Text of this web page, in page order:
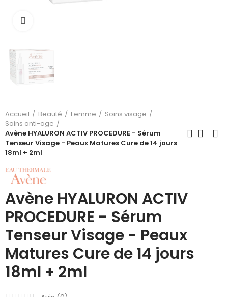
Accueil Beauté Femme
Soins visage
Soins anti-age
Avène HYALURON ACTIV PROCEDURE - Sérum
Tenseur Visage - Peaux Matures Cure de 14 jours
18ml + 2ml
Avène HYALURON ACTIV
PROCEDURE - Sérum
Tenseur Visage - Peaux
Matures Cure de 14 jours
18ml + 2ml